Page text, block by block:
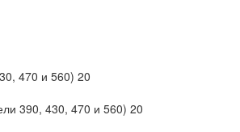
470 и 560) 20
390, 430, 470 и 560) 20